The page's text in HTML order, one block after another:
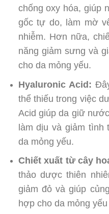
chống oxy hóa, giúp
gốc tự do, làm mờ
nhiễm. Hơn nữa,
năng giảm sưng và
cho da mỏng yếu.
Hyaluronic Acid:
thể thiếu trong việc
Acid giúp da giữ
làm dịu và giảm tình
da mỏng yếu.
Chiết xuất từ cây
thảo dược thiên
giảm đỏ và giúp
hợp cho da mỏng